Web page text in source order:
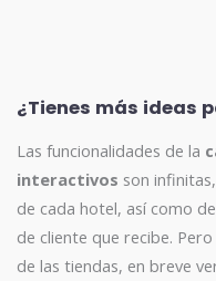
¿Tienes más ideas
Las funcionalidades de la
interactivos son
de cada hotel, así como
de cliente que recibe.
de las tiendas, en breve